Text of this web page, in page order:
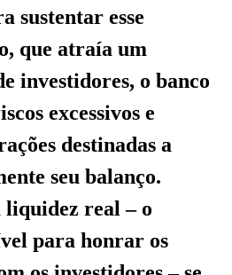
sustentar esse
que atraía um
investidores, o banco
excessivos e
destinadas a
seu balanço.
liquidez real – o
para honrar os